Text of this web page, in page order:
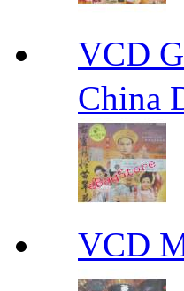
VCD
China
VCD